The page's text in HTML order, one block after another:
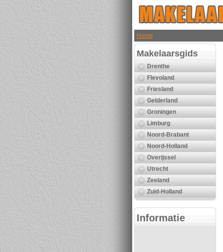
Home
Makelaarsgids
Drenthe
Flevoland
Friesland
Gelderland
Groningen
Limburg
Noord-Brabant
Noord-Holland
Overijssel
Utrecht
Zeeland
Zuid-Holland
Informatie